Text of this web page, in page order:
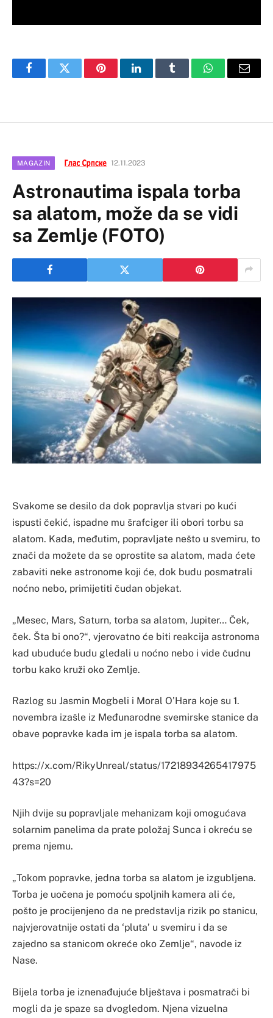
FacebookTwitter PinterestLinkedInTumblr WhatsAppEmail
MAGAZIN 12.11.2023
Astronautima ispala torba
sa alatom, može da se vidi
sa Zemlje (FOTO)
Svakome se desilo da dok popravlja stvari po kući
ispusti čekić, ispadne mu šrafciger ili obori torbu sa
alatom. Kada, međutim, popravljate nešto u svemiru, to
znači da možete da se oprostite sa alatom, mada ćete
zabaviti neke astronome koji će, dok budu posmatrali
noćno nebo, primijetiti čudan objekat.
„Mesec, Mars, Saturn, torba sa alatom, Jupiter… Ček,
ček. Šta bi ono?“, vjerovatno će biti reakcija astronoma
kad ubuduće budu gledali u noćno nebo i vide čudnu
torbu kako kruži oko Zemlje.
Razlog su Jasmin Mogbeli i Moral O’Hara koje su 1.
novembra izašle iz Međunarodne svemirske stanice da
obave popravke kada im je ispala torba sa alatom.
https://x.com/RikyUnreal/status/17218934265417975
43?s=20
Njih dvije su popravljale mehanizam koji omogućava
solarnim panelima da prate položaj Sunca i okreću se
prema njemu.
„Tokom popravke, jedna torba sa alatom je izgubljena.
Torba je uočena je pomoću spoljnih kamera ali će,
pošto je procijenjeno da ne predstavlja rizik po stanicu,
najvjerovatnije ostati da ‘pluta’ u svemiru i da se
zajedno sa stanicom okreće oko Zemlje“, navode iz
Nase.
Bijela torba je iznenađujuće blještava i posmatrači bi
mogli da je spaze sa dvogledom. Njena vizuelna